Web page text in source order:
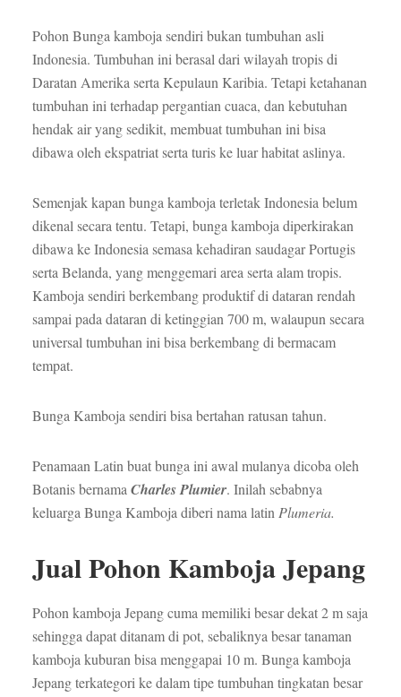
Pohon Bunga kamboja sendiri bukan tumbuhan asli
Indonesia. Tumbuhan ini berasal dari wilayah tropis di
Daratan Amerika serta Kepulaun Karibia. Tetapi ketahanan
tumbuhan ini terhadap pergantian cuaca, dan kebutuhan
hendak air yang sedikit, membuat tumbuhan ini bisa
dibawa oleh ekspatriat serta turis ke luar habitat aslinya.
Semenjak kapan bunga kamboja terletak Indonesia belum
dikenal secara tentu. Tetapi, bunga kamboja diperkirakan
dibawa ke Indonesia semasa kehadiran saudagar Portugis
serta Belanda, yang menggemari area serta alam tropis.
Kamboja sendiri berkembang produktif di dataran rendah
sampai pada dataran di ketinggian 700 m, walaupun secara
universal tumbuhan ini bisa berkembang di bermacam
tempat.
Bunga Kamboja sendiri bisa bertahan ratusan tahun.
Penamaan Latin buat bunga ini awal mulanya dicoba oleh
Botanis bernama Charles Plumier. Inilah sebabnya
keluarga Bunga Kamboja diberi nama latin Plumeria.
Jual Pohon Kamboja Jepang
Pohon kamboja Jepang cuma memiliki besar dekat 2 m saja
sehingga dapat ditanam di pot, sebaliknya besar tanaman
kamboja kuburan bisa menggapai 10 m. Bunga kamboja
Jepang terkategori ke dalam tipe tumbuhan tingkatan besar